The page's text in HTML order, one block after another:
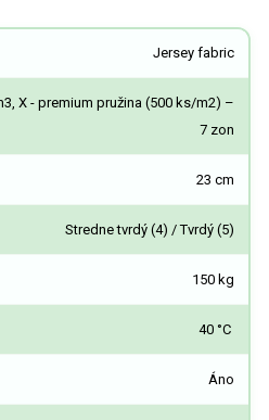
Jersey fabric
X - premium pružina (500 ks/m2) –
7 zon
23 cm
Stredne tvrdý (4) / Tvrdý (5)
150 kg
40 °C
Áno